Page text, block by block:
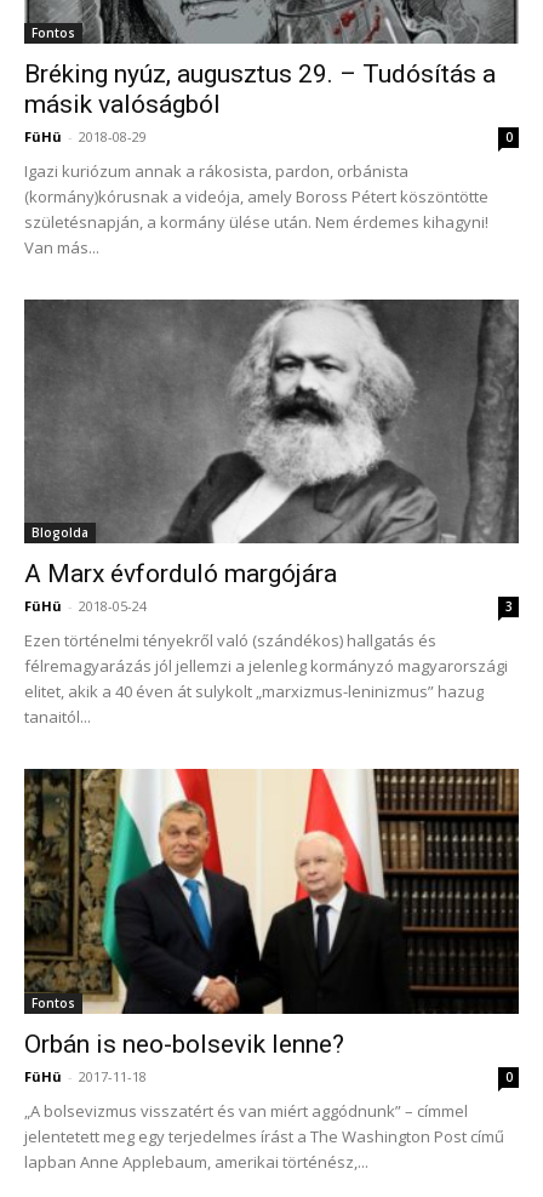
Fontos
Bréking nyúz, augusztus 29. – Tudósítás a
másik valóságból
FüHü - 2018-08-29 0
Igazi kuriózum annak a rákosista, pardon, orbánista
(kormány)kórusnak a videója, amely Boross Pétert köszöntötte
születésnapján, a kormány ülése után. Nem érdemes kihagyni!
Van más...
Blogolda
A Marx évforduló margójára
FüHü - 2018-05-24 3
Ezen történelmi tényekről való (szándékos) hallgatás és
félremagyarázás jól jellemzi a jelenleg kormányzó magyarországi
elitet, akik a 40 éven át sulykolt „marxizmus-leninizmus” hazug
tanaitól...
Fontos
Orbán is neo-bolsevik lenne?
FüHü - 2017-11-18 0
„A bolsevizmus visszatért és van miért aggódnunk” – címmel
jelentetett meg egy terjedelmes írást a The Washington Post című
lapban Anne Applebaum, amerikai történész,...